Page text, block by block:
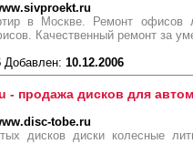
в Москве. Ремонт офисов
Качественный ремонт за
Добавлен: 10.12.2006
- продажа дисков для
tobe.ru
дисков диски колесные